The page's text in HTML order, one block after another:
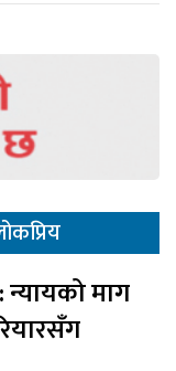
माग